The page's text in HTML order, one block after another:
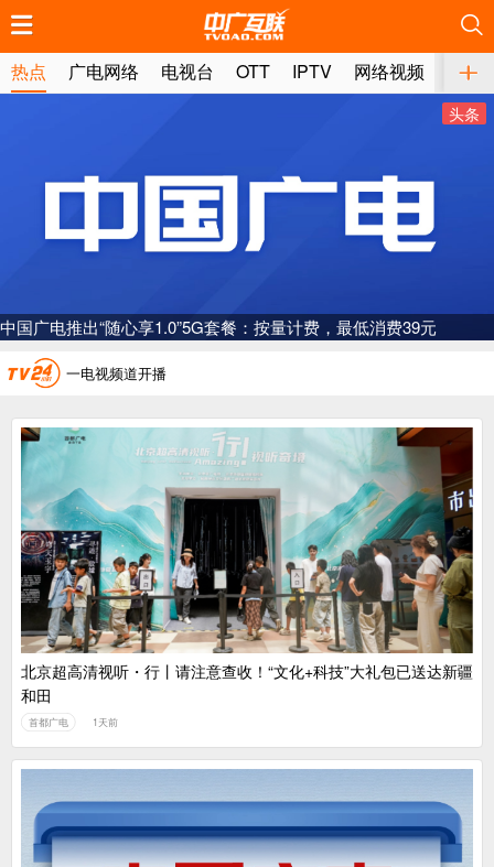
热点 广电网络 电视台 OTT IPTV 网络视频 媒体
头条
中国广电推出“随心享1.0”5G套餐：按量计费，最低消费39元
广电总局对互联网电视自动续费专项治理
AI赋能微短剧产业“沪8条”发布
一电视频道开播
“纵深推进”系统性变革，广电媒体如何发力？
“一省一网”，中国广电为何走了二十年？
广电总局对互联网电视自动续费专项治理
中国广电：编制一体化电视技术标准白皮书
推荐
北京超高清视听・行丨请注意查收！“文化+科技”大礼包已送达新疆
和田
首都广电 1天前
推荐
推荐
推荐
推荐
推荐
推荐
推荐
推荐
推荐
推荐
推荐
推荐
推荐
推荐
推荐
推荐
推荐
推荐
推荐